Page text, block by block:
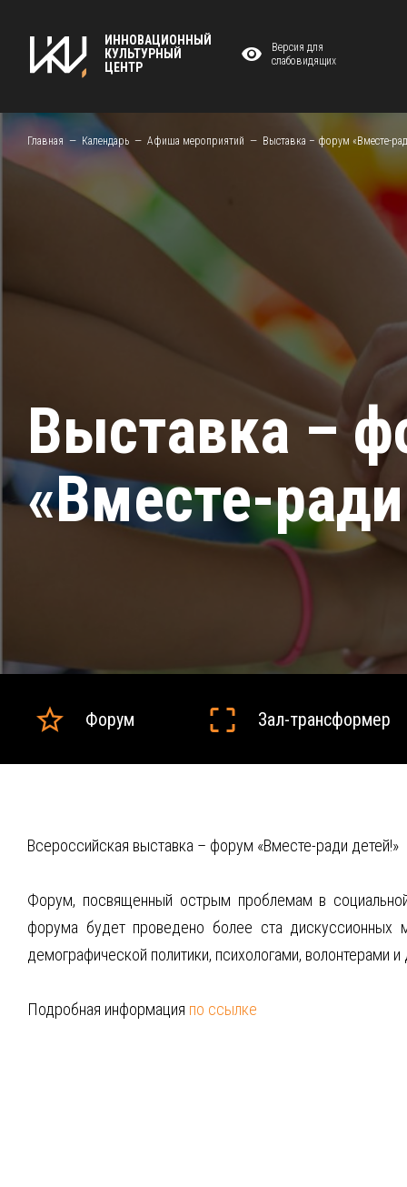
ИННОВАЦИОННЫЙ
КУЛЬТУРНЫЙ
ЦЕНТР
Версия для
слабовидящих
Главная Календарь Афиша мероприятий Выставка – форум «Вместе-
Выставка –
«Вместе-
Форум Зал-трансформер
Всероссийская выставка – форум «Вместе-ради детей!»
Форум, посвященный острым проблемам в
форума будет проведено более ста дискуссионных
демографической политики, психологами, волонтерами и
Подробная информация по ссылке